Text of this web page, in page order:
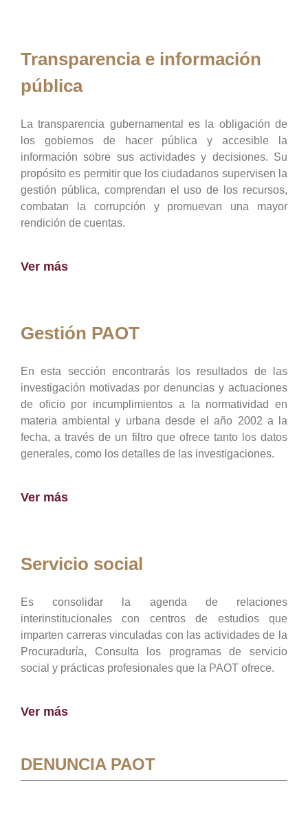
Transparencia e información
pública
La transparencia gubernamental es la obligación de
los gobiernos de hacer pública y accesible la
información sobre sus actividades y decisiones. Su
propósito es permitir que los ciudadanos supervisen la
gestión pública, comprendan el uso de los recursos,
combatan la corrupción y promuevan una mayor
rendición de cuentas.
Ver más
Gestión PAOT
En esta sección encontrarás los resultados de las
investigación motivadas por denuncias y actuaciones
de oficio por incumplimientos a la normatividad en
materia ambiental y urbana desde el año 2002 a la
fecha, a través de un filtro que ofrece tanto los datos
generales, como los detalles de las investigaciones.
Ver más
Servicio social
Es consolidar la agenda de relaciones
interinstitucionales con centros de estudios que
imparten carreras vinculadas con las actividades de la
Procuraduría, Consulta los programas de servicio
social y prácticas profesionales que la PAOT ofrece.
Ver más
DENUNCIA PAOT